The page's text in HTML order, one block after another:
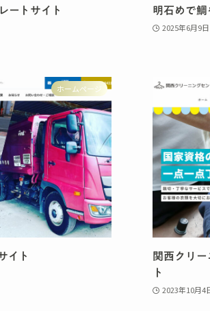
ートサイト
明石めで鯛
2025年6月9日
ホームページ
イト
関西クリ
ト
2023年10月4